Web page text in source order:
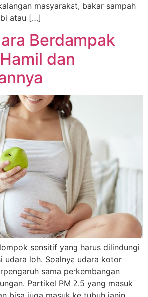
masyarakat, bakar sampah
atau […]
Berdampak
dan
sensitif yang harus dilindungi
udara loh. Soalnya udara kotor
sama perkembangan
Partikel PM 2.5 yang masuk
bisa juga masuk ke tubuh janin